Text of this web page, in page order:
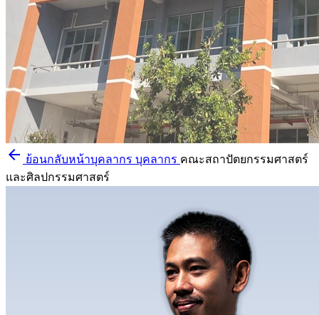
arrow_back ย้อนกลับหน้าบุคลากร บุคลากร คณะสถาปัตยกรรมศาสตร์
และศิลปกรรมศาสตร์